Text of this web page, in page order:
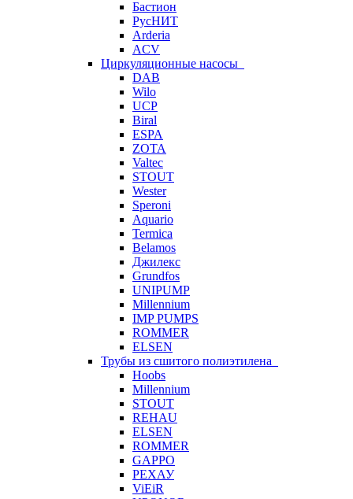
Бастион
РусНИТ
Arderia
ACV
Циркуляционные насосы
DAB
Wilo
UCP
Biral
ESPA
ZOTA
Valtec
STOUT
Wester
Speroni
Aquario
Termica
Belamos
Джилекс
Grundfos
UNIPUMP
Millennium
IMP PUMPS
ROMMER
ELSEN
Трубы из сшитого полиэтилена
Hoobs
Millennium
STOUT
REHAU
ELSEN
ROMMER
GAPPO
РЕХАУ
ViEiR